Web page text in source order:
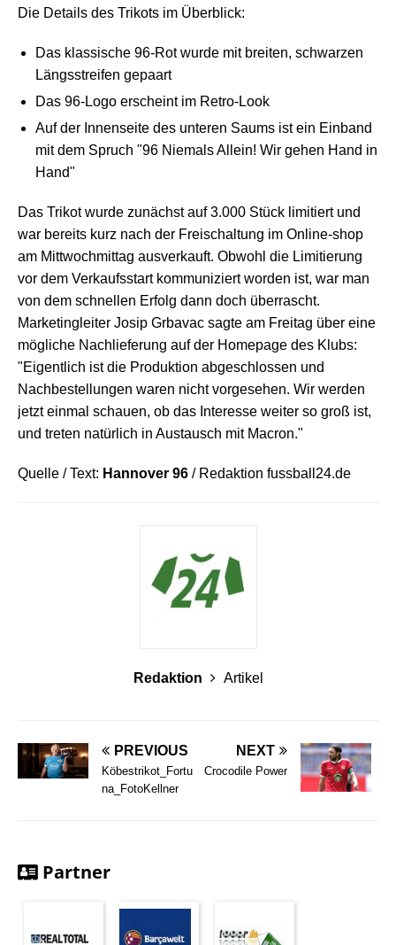
Die Details des Trikots im Überblick:
Das klassische 96-Rot wurde mit breiten, schwarzen
Längsstreifen gepaart
Das 96-Logo erscheint im Retro-Look
Auf der Innenseite des unteren Saums ist ein Einband
mit dem Spruch "96 Niemals Allein! Wir gehen Hand in
Hand"
Das Trikot wurde zunächst auf 3.000 Stück limitiert und
war bereits kurz nach der Freischaltung im Online-shop
am Mittwochmittag ausverkauft. Obwohl die Limitierung
vor dem Verkaufsstart kommuniziert worden ist, war man
von dem schnellen Erfolg dann doch überrascht.
Marketingleiter Josip Grbavac sagte am Freitag über eine
mögliche Nachlieferung auf der Homepage des Klubs:
"Eigentlich ist die Produktion abgeschlossen und
Nachbestellungen waren nicht vorgesehen. Wir werden
jetzt einmal schauen, ob das Interesse weiter so groß ist,
und treten natürlich in Austausch mit Macron."
Quelle / Text: Hannover 96 / Redaktion fussball24.de
Redaktion Artikel
PREVIOUS
Köbestrikot_Fortu
na_FotoKellner
NEXT
Crocodile Power
Partner